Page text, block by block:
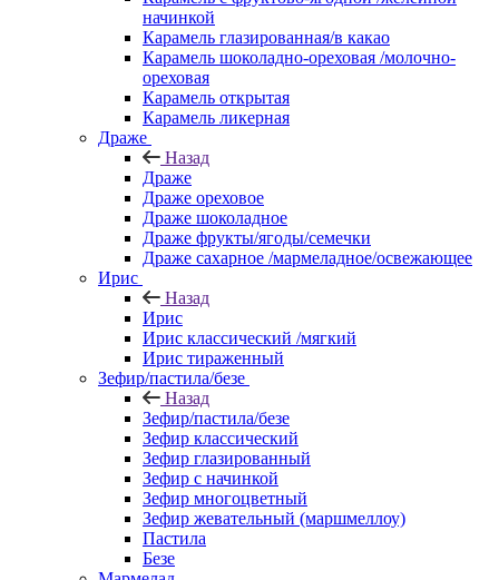
начинкой
Карамель глазированная/в какао
Карамель шоколадно-ореховая /молочно-
ореховая
Карамель открытая
Карамель ликерная
Драже
Назад
Драже
Драже ореховое
Драже шоколадное
Драже фрукты/ягоды/семечки
Драже сахарное /мармеладное/освежающее
Ирис
Назад
Ирис
Ирис классический /мягкий
Ирис тираженный
Зефир/пастила/безе
Назад
Зефир/пастила/безе
Зефир классический
Зефир глазированный
Зефир с начинкой
Зефир многоцветный
Зефир жевательный (маршмеллоу)
Пастила
Безе